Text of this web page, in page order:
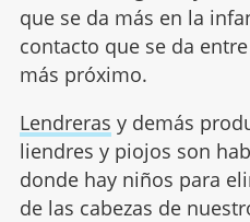
que se da más en la
contacto que se da
más próximo.
Lendreras y demás
liendres y piojos son
donde hay niños para
de las cabezas de